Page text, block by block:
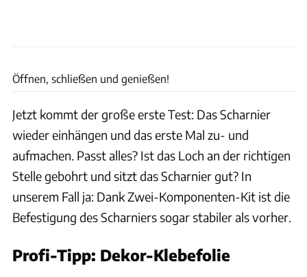
Öffnen, schließen und genießen!
Jetzt kommt der große erste Test: Das Scharnier
wieder einhängen und das erste Mal zu- und
aufmachen. Passt alles? Ist das Loch an der richtigen
Stelle gebohrt und sitzt das Scharnier gut? In
unserem Fall ja: Dank Zwei-Komponenten-Kit ist die
Befestigung des Scharniers sogar stabiler als vorher.
Profi-Tipp: Dekor-Klebefolie